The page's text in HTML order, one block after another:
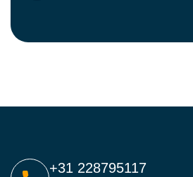
+31 228795117